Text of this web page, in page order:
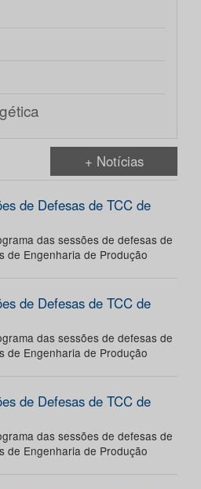
+ Notícias
de Defesas de TCC de
das sessões de defesas de
de Engenharia de Produção
de Defesas de TCC de
das sessões de defesas de
de Engenharia de Produção
de Defesas de TCC de
das sessões de defesas de
de Engenharia de Produção